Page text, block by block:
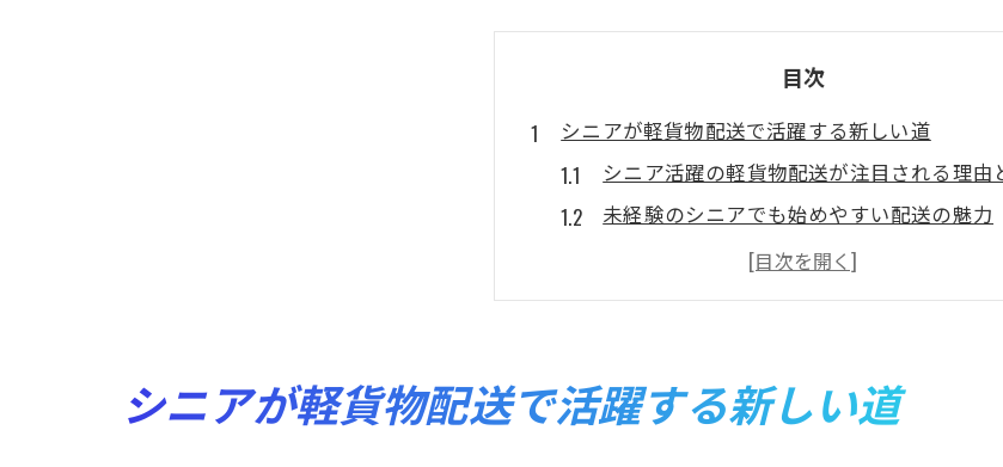
目次
シニアが軽貨物配送で活躍する新しい道
シニア活躍の軽貨物配送が注目される理由
未経験のシニアでも始めやすい配送の魅力
軽貨物配送で得られるシニア世代のやりがい
シニア歓迎の軽貨物配送で見つかる新しい
柔軟な働き方が叶うシニア向け軽貨物配送
シニア世代が選ぶ柔軟な軽貨物配送勤務ス
シニアが軽貨物配送で活躍する新しい道